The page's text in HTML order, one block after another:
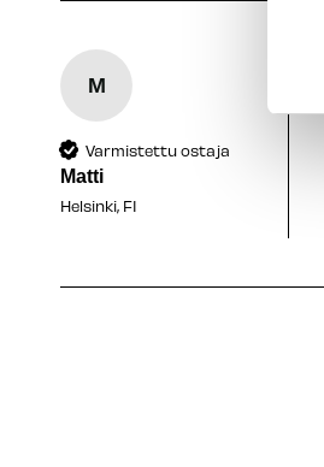
M
Varmistettu ostaja
Matti
Helsinki, FI